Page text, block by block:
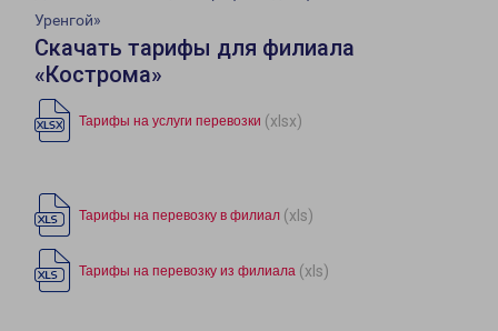
Уренгой»
Скачать тарифы для филиала
«Кострома»
Тарифы на услуги перевозки (xlsx)
Тарифы на перевозку в филиал (xls)
Тарифы на перевозку из филиала (xls)